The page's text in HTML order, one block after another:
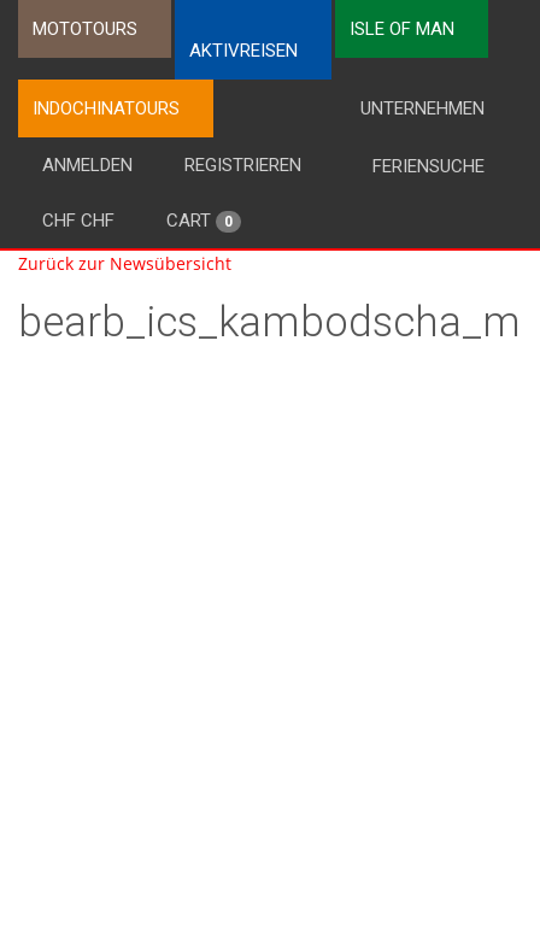
MOTOTOURS
AKTIVREISEN
ISLE OF MAN
INDOCHINATOURS UNTERNEHMEN
FERIENSUCHE
ANMELDEN REGISTRIEREN
CHF CHF CART 0
Zurück zur Newsübersicht